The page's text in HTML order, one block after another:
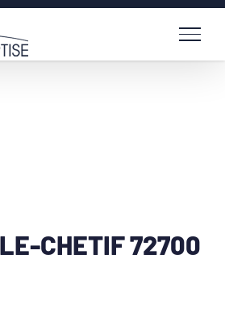
CHETIF 72700